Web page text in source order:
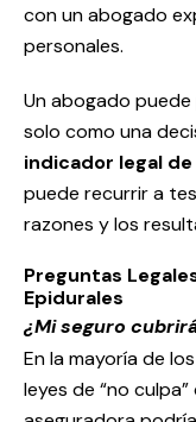
con un abogado
personales.
Un abogado
solo como una
indicador legal
puede recurrir a
razones y los
Preguntas
Epidurales
¿Mi seguro
En la mayoría de
leyes de “no